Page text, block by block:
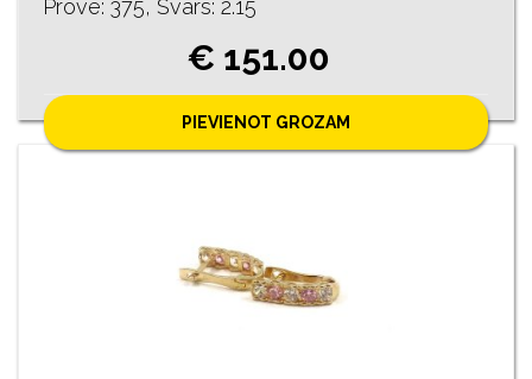
Prove: 375, Svars: 2.15
€ 151.00
PIEVIENOT GROZAM